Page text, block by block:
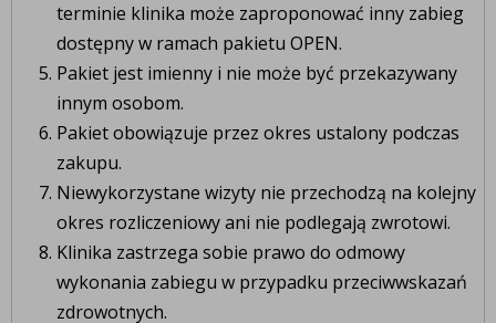
terminie klinika może zaproponować inny zabieg
dostępny w ramach pakietu OPEN.
Pakiet jest imienny i nie może być przekazywany
innym osobom.
Pakiet obowiązuje przez okres ustalony podczas
zakupu.
Niewykorzystane wizyty nie przechodzą na kolejny
okres rozliczeniowy ani nie podlegają zwrotowi.
Klinika zastrzega sobie prawo do odmowy
wykonania zabiegu w przypadku przeciwwskazań
zdrowotnych.